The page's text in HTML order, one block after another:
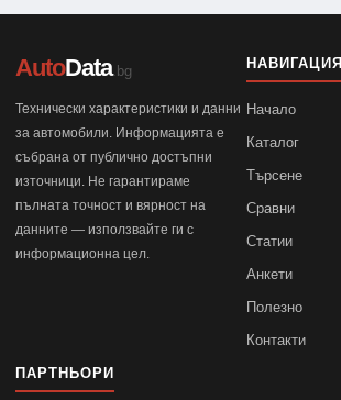
AutoData.bg
Технически характеристики и данни
за автомобили. Информацията е
събрана от публично достъпни
източници. Не гарантираме
пълната точност и вярност на
данните — използвайте ги с
информационна цел.
НАВИГАЦИЯ
Начало
Каталог
Търсене
Сравни
Статии
Анкети
Полезно
Контакти
ПАРТНЬОРИ